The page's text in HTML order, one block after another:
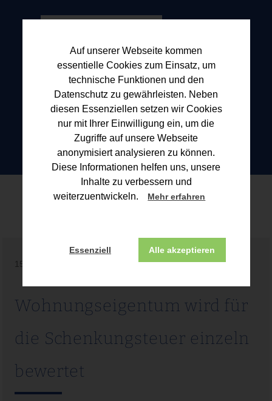
Auf unserer Webseite kommen
essentielle Cookies zum Einsatz, um
technische Funktionen und den
Datenschutz zu gewährleisten. Neben
diesen Essenziellen setzen wir Cookies
nur mit Ihrer Einwilligung ein, um die
Zugriffe auf unsere Webseite
anonymisiert analysieren zu können.
Diese Informationen helfen uns, unsere
Inhalte zu verbessern und
weiterzuentwickeln.
Mehr erfahren
Essenziell Alle akzeptieren
Blogbeitrag
15.05.2026 | Für Bauherren und Vermieter
Wohnungseigentum wird für
die Schenkungsteuer einzeln
bewertet